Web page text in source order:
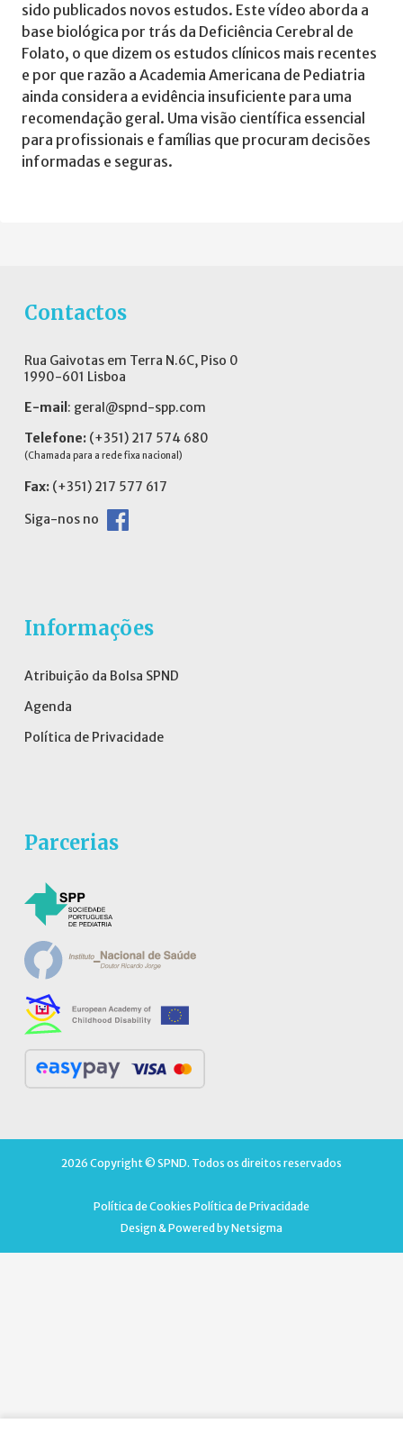
sido publicados novos estudos. Este vídeo aborda a
base biológica por trás da Deficiência Cerebral de
Folato, o que dizem os estudos clínicos mais recentes
e por que razão a Academia Americana de Pediatria
ainda considera a evidência insuficiente para uma
recomendação geral. Uma visão científica essencial
para profissionais e famílias que procuram decisões
informadas e seguras.
Contactos
Rua Gaivotas em Terra N.6C, Piso 0
1990-601 Lisboa
E-mail : geral@spnd-spp.com
Telefone: (+351) 217 574 680
(Chamada para a rede fixa nacional)
Fax: (+351) 217 577 617
Siga-nos no
Informações
Atribuição da Bolsa SPND
Agenda
Política de Privacidade
Parcerias
2026 Copyright © SPND. Todos os direitos reservados
Política de Cookies Política de Privacidade
Design & Powered byNetsigma